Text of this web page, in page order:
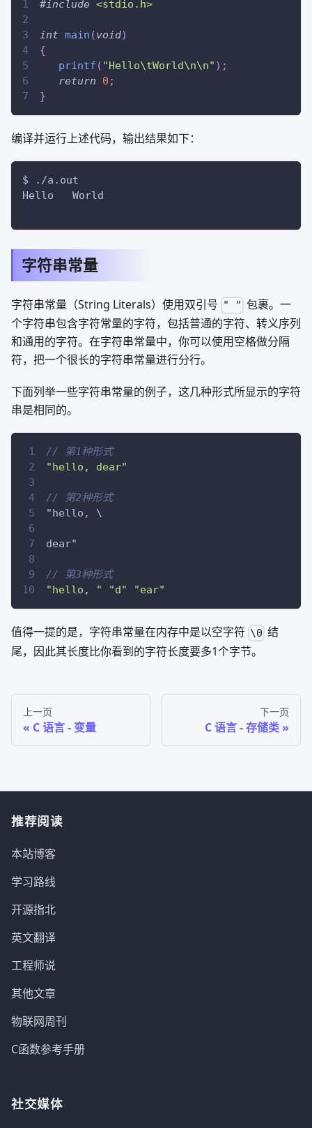
#include <stdio.h>
int main (void)
{
printf ( "Hello\tWorld\n\n" ) ;
return
0 ;
}
编译并运行上述代码，输出结果如下：
$ ./a.out
Hello   World
字符串常量
字符串常量（String Literals）使用双引号 " " 包裹。一
个字符串包含字符常量的字符，包括普通的字符、转义序列
和通用的字符。在字符串常量中，你可以使用空格做分隔
符，把一个很长的字符串常量进行分行。
下面列举一些字符串常量的例子，这几种形式所显示的字符
串是相同的。
// 第1种形式
"hello, dear"
// 第2种形式
"hello , \
dear"
// 第3种形式
"hello, "
"d" "ear"
值得一提的是，字符串常量在内存中是以空字符 \0 结
尾，因此其长度比你看到的字符长度要多1个字节。
上一页
C 语言 - 变量
下一页
C 语言 - 存储类
推荐阅读
本站博客
学习路线
开源指北
英文翻译
工程师说
其他文章
物联网周刊
C函数参考手册
社交媒体